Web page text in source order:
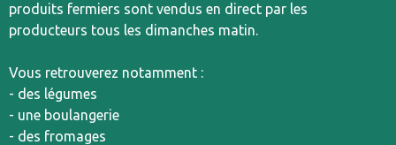
produits fermiers sont vendus en direct par les
producteurs tous les dimanches matin.
Vous retrouverez notamment :
- des légumes
- une boulangerie
- des fromages